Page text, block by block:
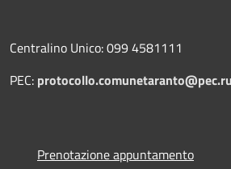
Centralino Unico: 099 4581111
PEC:
Prenotazione appuntamento